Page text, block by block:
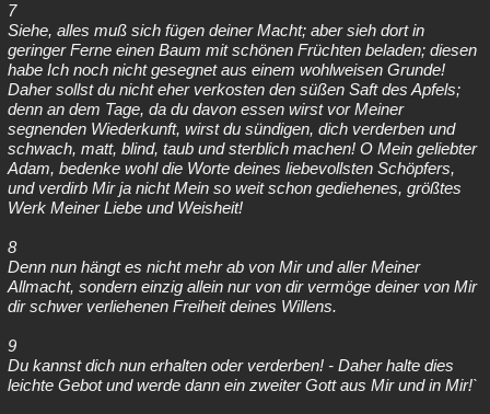
7
Siehe, alles muß sich fügen deiner Macht; aber sieh dort in
geringer Ferne einen Baum mit schönen Früchten beladen; diesen
habe Ich noch nicht gesegnet aus einem wohlweisen Grunde!
Daher sollst du nicht eher verkosten den süßen Saft des Apfels;
denn an dem Tage, da du davon essen wirst vor Meiner
segnenden Wiederkunft, wirst du sündigen, dich verderben und
schwach, matt, blind, taub und sterblich machen! O Mein geliebter
Adam, bedenke wohl die Worte deines liebevollsten Schöpfers,
und verdirb Mir ja nicht Mein so weit schon gediehenes, größtes
Werk Meiner Liebe und Weisheit!
8
Denn nun hängt es nicht mehr ab von Mir und aller Meiner
Allmacht, sondern einzig allein nur von dir vermöge deiner von Mir
dir schwer verliehenen Freiheit deines Willens.
9
Du kannst dich nun erhalten oder verderben! - Daher halte dies
leichte Gebot und werde dann ein zweiter Gott aus Mir und in Mir!`